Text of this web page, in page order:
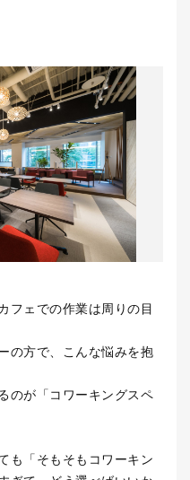
フェでの作業は周りの目
の方で、こんな悩みを抱
のが「コワーキングスペ
も「そもそもコワーキン